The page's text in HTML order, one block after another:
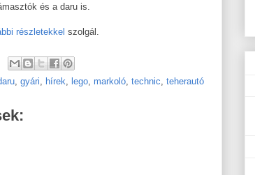
és a daru is.
részletekkel szolgál.
, gyári, hírek, lego, markoló, technic, teherautó